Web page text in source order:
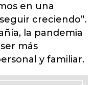
en una
creciendo”.
la pandemia
más
y familiar.